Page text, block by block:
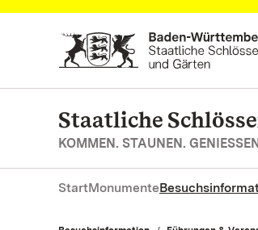
Zum Hauptinhalt springen
Staatliche
KOMMEN. STAUNEN.
StartMonumente